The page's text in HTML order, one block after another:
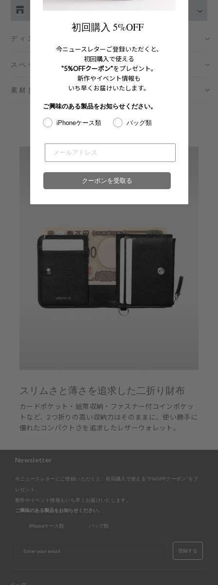
お取り扱い店舗の在庫をチェック
伊勢丹新宿 メンズ館- 在庫 -O
渋谷スクランブルスクエア店- 在庫 -X
日本橋コレド室町テラス店- 在庫 - O
大阪梅田グランフロント店- 在庫 - O
名古屋ミッドランドスクエア店- 在庫 -O
※各店舗の詳細はこちら
ディスクリプション
スペック
素材とメンテナンス
スリムさと薄さを追求した二折り財布
カードポケット・紙幣収納・ファスナー付コインポケッ
トなど、2つ折りの高い収納力はそのままに、使い勝手に
優れたコンパクトさを追求したレザーウォレット。
Newsletter
今ニュースレターにご登録いただくと、初回購入で使える"5%OFFクーポン"をプ
レゼント。
新作やイベント情報もいち早くお届けいたします。
ご興味のある製品をお知らせください。
iPhoneケース類 バッグ類
登録する
初回購入 5%OFF
今ニュースレターご登録いただくと、
初回購入で使える
"5%OFFクーポン"をプレゼント。
新作やイベント情報も
いち早くお届けいたします。
ご興味のある製品をお知らせください。
iPhoneケース類 バッグ類
クーポンを受取る